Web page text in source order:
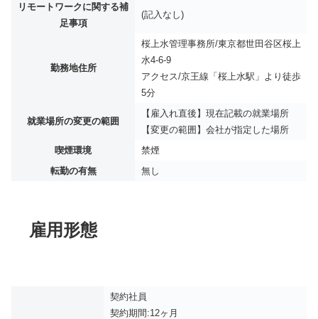
リモートワークに関する補
足事項
(記入なし)
勤務地住所
桜上水管理事務所/東京都世田谷区桜上
水4-6-9
アクセス/京王線「桜上水駅」より徒歩
5分
就業場所の変更の範囲
【雇入れ直後】現在記載の就業場所
【変更の範囲】会社が指定した場所
喫煙環境
禁煙
転勤の有無
無し
雇用形態
契約社員
契約期間:12ヶ月